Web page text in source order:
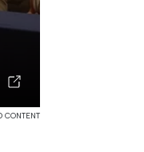
CONTENT